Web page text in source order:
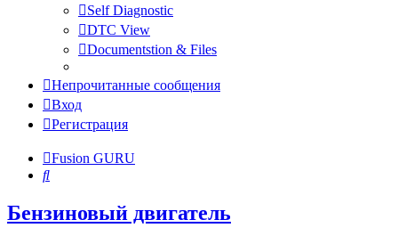
Self Diagnostic
DTC View
Documentstion & Files
Непрочитанные сообщения
Вход
Регистрация
Fusion GURU
Поиск
Бензиновый двигатель